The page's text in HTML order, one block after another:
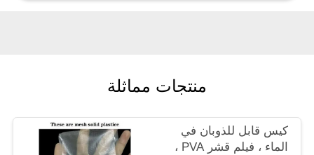
منتجات مماثلة
كيس قابل للذوبان في
الماء ، فيلم قشر PVA ،